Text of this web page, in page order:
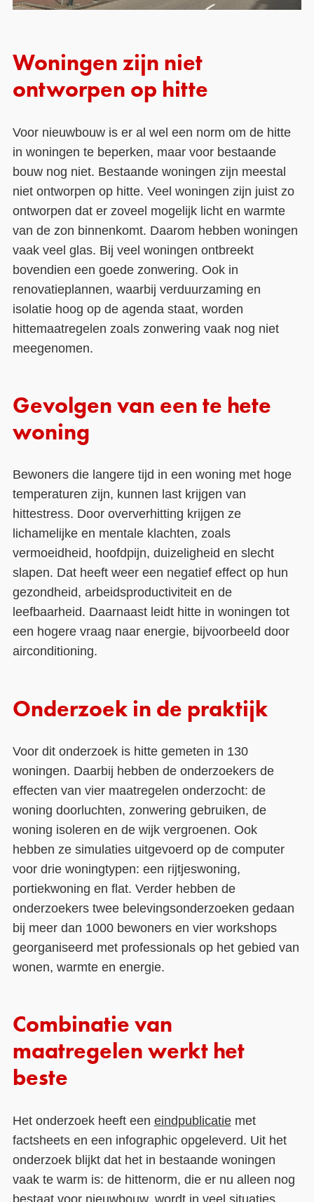
Woningen zijn niet
ontworpen op hitte
Voor nieuwbouw is er al wel een norm om de hitte
in woningen te beperken, maar voor bestaande
bouw nog niet. Bestaande woningen zijn meestal
niet ontworpen op hitte. Veel woningen zijn juist zo
ontworpen dat er zoveel mogelijk licht en warmte
van de zon binnenkomt. Daarom hebben woningen
vaak veel glas. Bij veel woningen ontbreekt
bovendien een goede zonwering. Ook in
renovatieplannen, waarbij verduurzaming en
isolatie hoog op de agenda staat, worden
hittemaatregelen zoals zonwering vaak nog niet
meegenomen.
Gevolgen van een te hete
woning
Bewoners die langere tijd in een woning met hoge
temperaturen zijn, kunnen last krijgen van
hittestress. Door oververhitting krijgen ze
lichamelijke en mentale klachten, zoals
vermoeidheid, hoofdpijn, duizeligheid en slecht
slapen. Dat heeft weer een negatief effect op hun
gezondheid, arbeidsproductiviteit en de
leefbaarheid. Daarnaast leidt hitte in woningen tot
een hogere vraag naar energie, bijvoorbeeld door
airconditioning.
Onderzoek in de praktijk
Voor dit onderzoek is hitte gemeten in 130
woningen. Daarbij hebben de onderzoekers de
effecten van vier maatregelen onderzocht: de
woning doorluchten, zonwering gebruiken, de
woning isoleren en de wijk vergroenen. Ook
hebben ze simulaties uitgevoerd op de computer
voor drie woningtypen: een rijtjeswoning,
portiekwoning en flat. Verder hebben de
onderzoekers twee belevingsonderzoeken gedaan
bij meer dan 1000 bewoners en vier workshops
georganiseerd met professionals op het gebied van
wonen, warmte en energie.
Combinatie van
maatregelen werkt het
beste
Het onderzoek heeft een eindpublicatiemet
factsheets en een infographic opgeleverd. Uit het
onderzoek blijkt dat het in bestaande woningen
vaak te warm is: de hittenorm, die er nu alleen nog
bestaat voor nieuwbouw, wordt in veel situaties